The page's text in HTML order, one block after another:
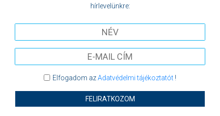
hírlevelünkre:
Elfogadom azAdatvédelmi tájékoztatót!
FELIRATKOZOM